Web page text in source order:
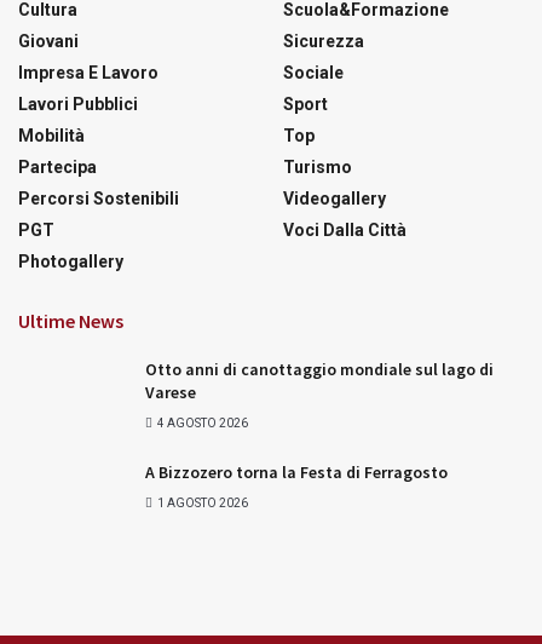
Cultura
Giovani
Impresa E Lavoro
Lavori Pubblici
Mobilità
Partecipa
Percorsi Sostenibili
PGT
Photogallery
Scuola&Formazione
Sicurezza
Sociale
Sport
Top
Turismo
Videogallery
Voci Dalla Città
Ultime News
Otto anni di canottaggio mondiale sul lago di
Varese
4 AGOSTO 2026
A Bizzozero torna la Festa di Ferragosto
1 AGOSTO 2026